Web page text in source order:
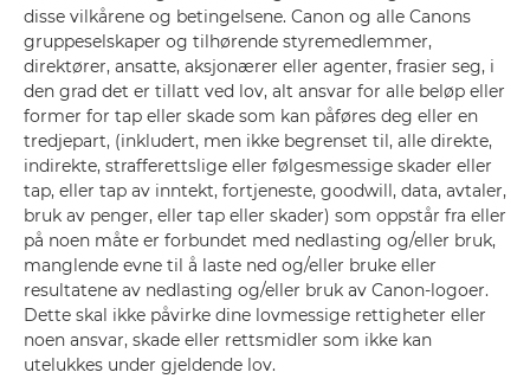
disse vilkårene og betingelsene. Canon og alle Canons
gruppeselskaper og tilhørende styremedlemmer,
direktører, ansatte, aksjonærer eller agenter, frasier seg, i
den grad det er tillatt ved lov, alt ansvar for alle beløp eller
former for tap eller skade som kan påføres deg eller en
tredjepart, (inkludert, men ikke begrenset til, alle direkte,
indirekte, strafferettslige eller følgesmessige skader eller
tap, eller tap av inntekt, fortjeneste, goodwill, data, avtaler,
bruk av penger, eller tap eller skader) som oppstår fra eller
på noen måte er forbundet med nedlasting og/eller bruk,
manglende evne til å laste ned og/eller bruke eller
resultatene av nedlasting og/eller bruk av Canon-logoer.
Dette skal ikke påvirke dine lovmessige rettigheter eller
noen ansvar, skade eller rettsmidler som ikke kan
utelukkes under gjeldende lov.